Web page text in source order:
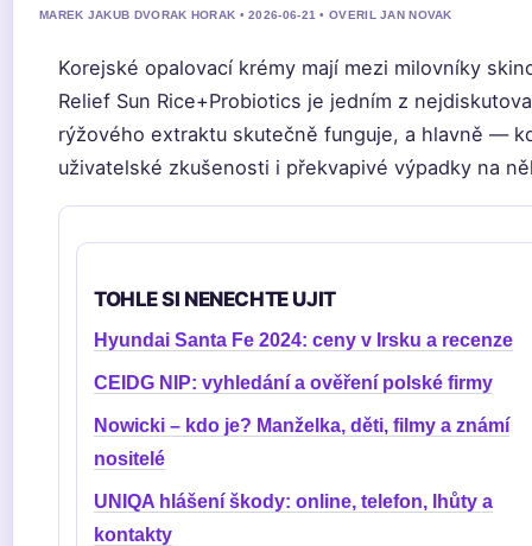
MAREK JAKUB DVORAK HORAK • 2026-06-21 • OVERIL JAN NOVAK
Korejské opalovací krémy mají mezi milovníky
Relief Sun Rice+Probiotics je jedním z
rýžového extraktu skutečně funguje, a hlavně —
uživatelské zkušenosti i překvapivé výpadky na
TOHLE SI NENECHTE UJIT
Hyundai Santa Fe 2024: ceny v Irsku a recenze
CEIDG NIP: vyhledání a ověření polské firmy
Nowicki – kdo je? Manželka, děti, filmy a známí
nositelé
UNIQA hlášení škody: online, telefon, lhůty a
kontakty